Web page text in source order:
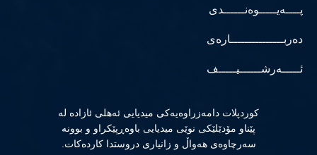
پــــەیـــــوەنــــــدی
دەربـــــــــــــــارەی
ئـــــەرشــــــیـــــف
كوردپلات دامەزراوەیەكی میدیایی ئەهلی ئازادە لە
پێناو مۆدێلێكی نوێی میدیایی باوەڕپێكراو و بوونە
سەرچاوەی هەواڵ و زانیاری دروستدا كاردەكات.